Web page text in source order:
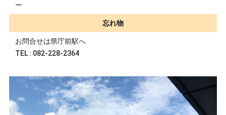
ー
忘れ物
お問合せは県庁前駅へ
TEL : 082-228-2364